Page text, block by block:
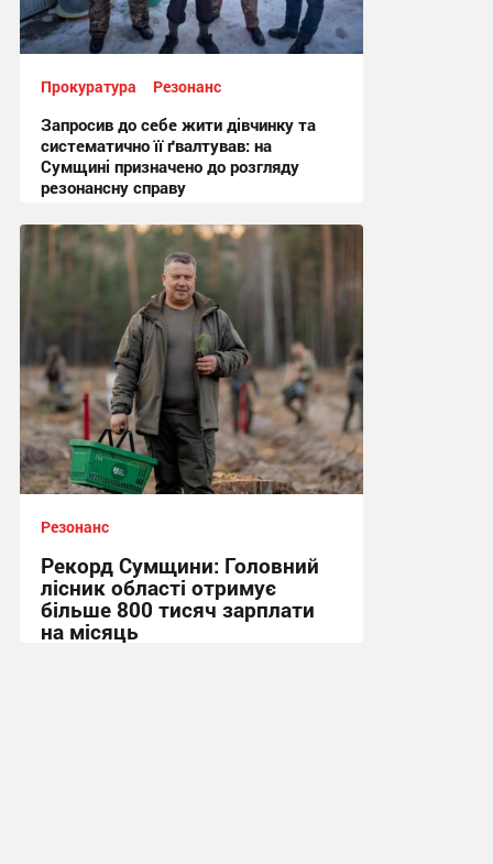
Прокуратура Резонанс
Запросив до себе жити дівчинку та
систематично її ґвалтував: на
Сумщині призначено до розгляду
резонансну справу
11:26, 21.05.2026
Резонанс
Рекорд Сумщини: Головний
лісник області отримує
більше 800 тисяч зарплати
на місяць